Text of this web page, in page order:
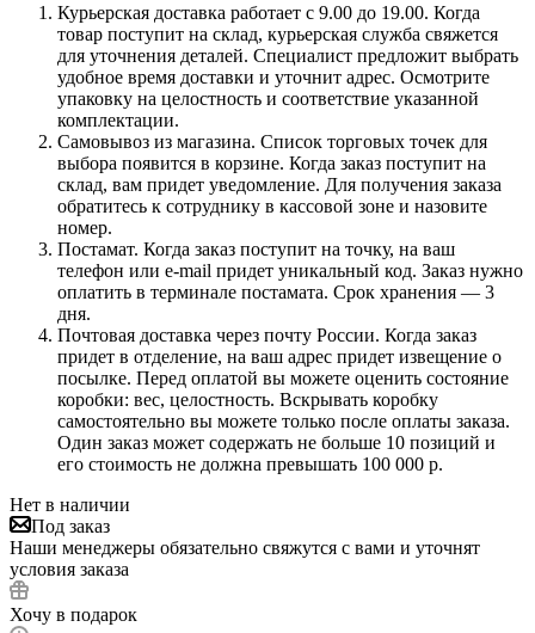
Курьерская доставка работает с 9.00 до 19.00. Когда
товар поступит на склад, курьерская служба свяжется
для уточнения деталей. Специалист предложит выбрать
удобное время доставки и уточнит адрес. Осмотрите
упаковку на целостность и соответствие указанной
комплектации.
Самовывоз из магазина. Список торговых точек для
выбора появится в корзине. Когда заказ поступит на
склад, вам придет уведомление. Для получения заказа
обратитесь к сотруднику в кассовой зоне и назовите
номер.
Постамат. Когда заказ поступит на точку, на ваш
телефон или e-mail придет уникальный код. Заказ нужно
оплатить в терминале постамата. Срок хранения — 3
дня.
Почтовая доставка через почту России. Когда заказ
придет в отделение, на ваш адрес придет извещение о
посылке. Перед оплатой вы можете оценить состояние
коробки: вес, целостность. Вскрывать коробку
самостоятельно вы можете только после оплаты заказа.
Один заказ может содержать не больше 10 позиций и
его стоимость не должна превышать 100 000 р.
Нет в наличии
Под заказ
Наши менеджеры обязательно свяжутся с вами и уточнят
условия заказа
Хочу в подарок